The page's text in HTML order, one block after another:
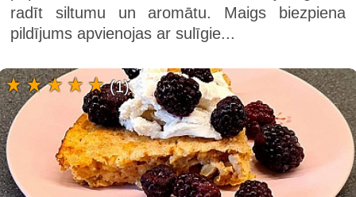
radīt siltumu un aromātu. Maigs biezpiena
pildījums apvienojas ar sulīgie...
(1)